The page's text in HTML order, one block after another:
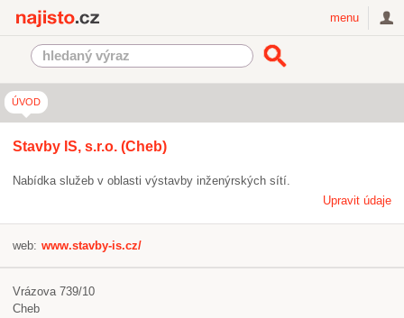
menu
ÚVOD
Stavby IS, s.r.o. (Cheb)
Nabídka služeb v oblasti výstavby inženýrských sítí.
Upravit údaje
web: www.stavby-is.cz/
Vrázova 739/10
Cheb